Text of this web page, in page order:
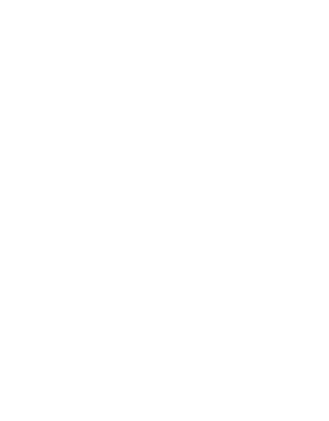
ermöglicht (z.B.: Kanten an
enger auf den zu
Ausführen von Schweißnähten, die im Bezug
bei minimaler Wärmeeinbringung dank
von bis zu 15 KHz ist
zu erzielen (hohe Produktivität)
ermöglicht die automatische
bei hoher Schweißgeschwindigkeit und
mit integriertem Web-Server für